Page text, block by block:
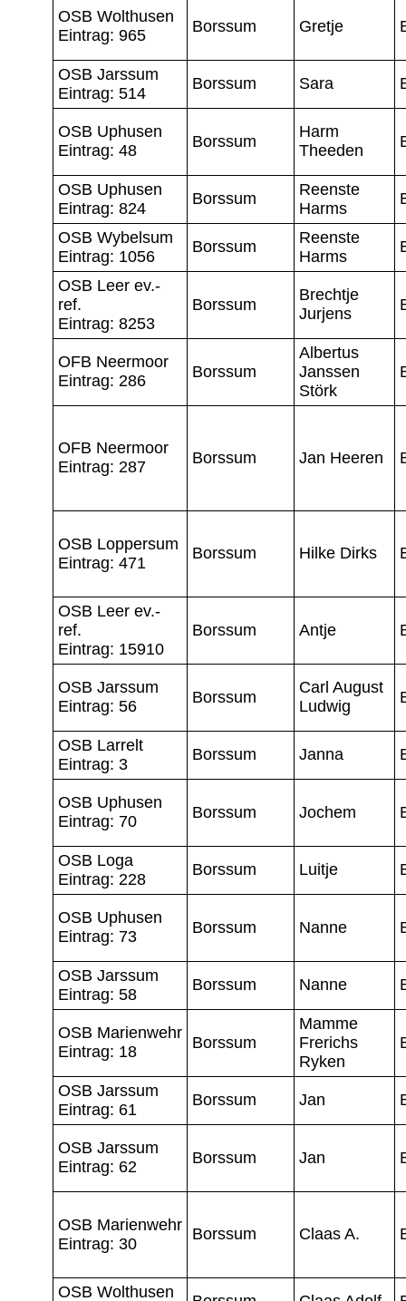
OSB Wolthusen
Eintrag: 965
Borssum Gretje
OSB Jarssum
Eintrag: 514
Borssum Sara
OSB Uphusen
Eintrag: 48
Borssum
Harm
Theeden
OSB Uphusen
Eintrag: 824
Borssum
Reenste
Harms
OSB Wybelsum
Eintrag: 1056
Borssum
Reenste
Harms
OSB Leer ev.-
ref.
Eintrag: 8253
Borssum
Brechtje
Jurjens
OFB Neermoor
Eintrag: 286
Borssum
Albertus
Janssen
Störk
OFB Neermoor
Eintrag: 287
Borssum Jan Heeren
OSB Loppersum
Eintrag: 471
Borssum Hilke Dirks
OSB Leer ev.-
ref.
Eintrag: 15910
Borssum Antje
OSB Jarssum
Eintrag: 56
Borssum
Carl August
Ludwig
OSB Larrelt
Eintrag: 3
Borssum Janna
OSB Uphusen
Eintrag: 70
Borssum Jochem
OSB Loga
Eintrag: 228
Borssum Luitje
OSB Uphusen
Eintrag: 73
Borssum Nanne
OSB Jarssum
Eintrag: 58
Borssum Nanne
OSB Marienwehr
Eintrag: 18
Borssum
Mamme
Frerichs
Ryken
OSB Jarssum
Eintrag: 61
Borssum Jan
OSB Jarssum
Eintrag: 62
Borssum Jan
OSB Marienwehr
Eintrag: 30
Borssum Claas A.
OSB Wolthusen